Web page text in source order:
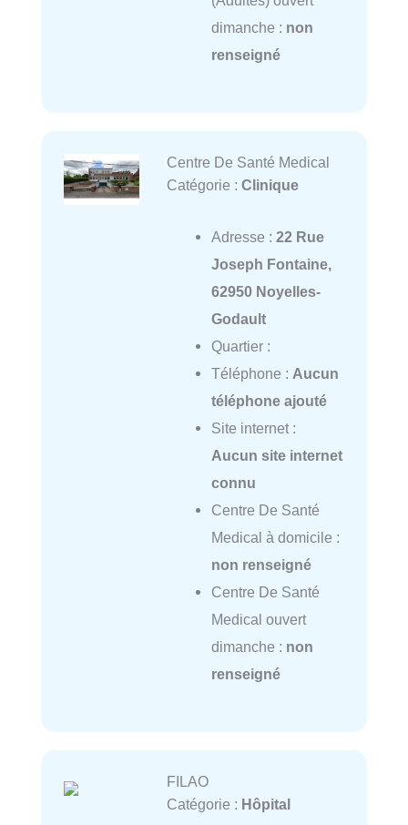
dimanche : non
renseigné
Centre De Santé Medical
Catégorie : Clinique
Adresse : 22 Rue
Joseph Fontaine,
62950 Noyelles-
Godault
Quartier :
Téléphone : Aucun
téléphone ajouté
Site internet :
Aucun site internet
connu
Centre De Santé
Medical à domicile :
non renseigné
Centre De Santé
Medical ouvert
dimanche : non
renseigné
FILAO
Catégorie : Hôpital